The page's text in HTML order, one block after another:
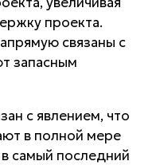
проекта.
связаны с
запасным
с явлением, что
в полной мере
самый последний